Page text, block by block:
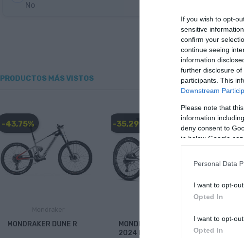
If you wish to opt-
sensitive
confirm your
continue seeing
information
further disclosure of
participants. This
Downstream
Please note that
information
deny consent to
in below Google
Personal Data
I want to opt-
Opted In
I want to opt-
Opted In
No
PRODUCTOS MÁS VISTOS
-43,75%
MONDRAKER DUNE R
-35,29%
MONDRAKER CRAFTY R
2024 ED2
-36%